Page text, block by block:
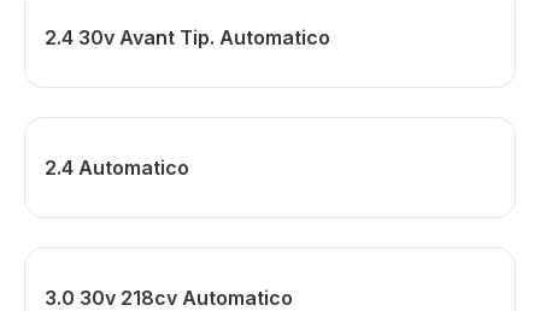
2.4 30v Avant Tip. Automatico
2.4 Automatico
3.0 30v 218cv Automatico